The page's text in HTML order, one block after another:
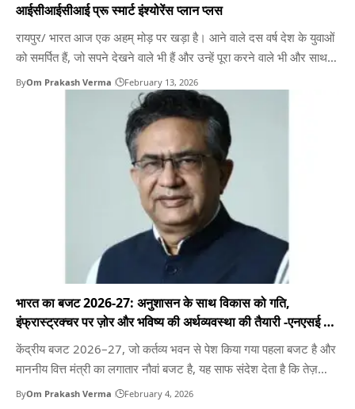
आईसीआईसीआई प्रू स्मार्ट इंश्योरेंस प्लान प्लस
रायपुर/ भारत आज एक अहम् मोड़ पर खड़ा है। आने वाले दस वर्ष देश के युवाओं
को समर्पित हैं, जो सपने देखने वाले भी हैं और उन्हें पूरा करने वाले भी और साथ ही
जो देश की आर्थिक दिशा तय कर रहे हैं। सांख्यिकी और कार्यक्रम कार्यान्वयन
मंत्रालय (एमओएसपीआई) के…
ByOm Prakash Verma February 13, 2026
भारत का बजट 2026-27: अनुशासन के साथ विकास को गति,
इंफ्रास्ट्रक्चर पर ज़ोर और भविष्य की अर्थव्यवस्था की तैयारी -एनएसई के
प्रबंध निदेशक एवं सीईओ श्री आशीषकुमार चौहान
केंद्रीय बजट 2026–27, जो कर्तव्य भवन से पेश किया गया पहला बजट है और
माननीय वित्त मंत्री का लगातार नौवां बजट है, यह साफ संदेश देता है कि तेज़
आर्थिक विकास और वित्तीय अनुशासन साथ-साथ चल सकते हैं। यह बजट वित्तीय
ByOm Prakash Verma February 4, 2026